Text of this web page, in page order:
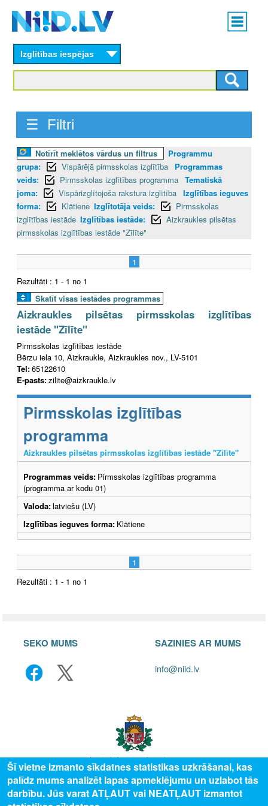
content
Main
menu
Izglītības iespējas
☰ Filtri
Notīrīt meklētos vārdus un filtrus
Programmu
grupa:
Vispārējā pirmsskolas izglītība
Programmas
veids:
Pirmsskolas izglītības programma Tematiskā
joma:
Vispārizglītojoša rakstura izglītība Izglītības ieguves
forma:
Klātiene Izglītotāja veids:
Pirmsskolas
izglītības iestāde Izglītības iestāde:
Aizkraukles pilsētas
pirmsskolas izglītības iestāde "Zīlīte"
1
Rezultāti : 1 - 1 no 1
Skatīt visas iestādes programmas
Aizkraukles pilsētas pirmsskolas izglītības
iestāde "Zīlīte"
Pirmsskolas izglītības iestāde
Bērzu iela 10, Aizkraukle, Aizkraukles nov., LV-5101
Tel:65122610
E-pasts:zilite@aizkraukle.lv
Pirmsskolas izglītības
programma
Aizkraukles pilsētas pirmsskolas izglītības iestāde "Zīlīte"
Programmas veids: Pirmsskolas izglītības programma
(programma ar kodu 01)
Valoda:latviešu (LV)
Izglītības ieguves forma: Klātiene
1
Rezultāti : 1 - 1 no 1
SEKO MUMS SAZINIES AR MUMS
info@niid.lv
© 2025 Valsts izglītības attīstības aģentūra, publicētā satura visas tiesības
Šī vietne izmanto sīkdatnes statistikas uzkrāšanai, kas
palīdz mums analizēt lapas apmeklējumu un uzlabot tās
darbību. Jūs varat ATĻAUT vai NEATĻAUT izmantot